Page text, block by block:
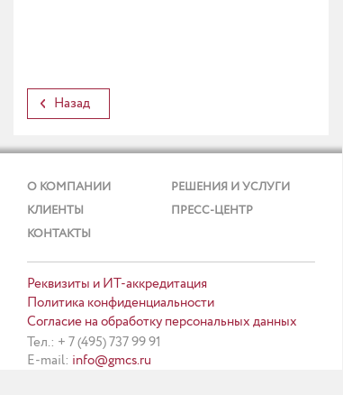
Назад
О КОМПАНИИ
РЕШЕНИЯ И УСЛУГИ
КЛИЕНТЫ
ПРЕСС-ЦЕНТР
КОНТАКТЫ
Реквизиты и ИТ-аккредитация
Политика конфиденциальности
Согласие на обработку персональных данных
Тел.: + 7 (495) 737 99 91
E-mail: info@gmcs.ru